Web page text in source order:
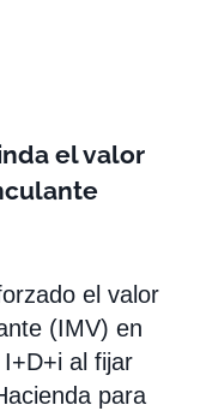
el valor
el valor
(IMV) en
al fijar
para